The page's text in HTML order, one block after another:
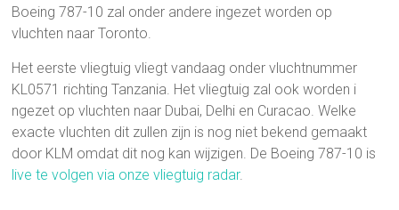
Boeing 787-10 zal onder andere ingezet worden op
vluchten naar Toronto.
Het eerste vliegtuig vliegt vandaag onder vluchtnummer
KL0571 richting Tanzania. Het vliegtuig zal ook worden i
ngezet op vluchten naar Dubai, Delhi en Curacao. Welke
exacte vluchten dit zullen zijn is nog niet bekend gemaakt
door KLM omdat dit nog kan wijzigen. De Boeing 787-10 is
live te volgen via onze vliegtuig radar.